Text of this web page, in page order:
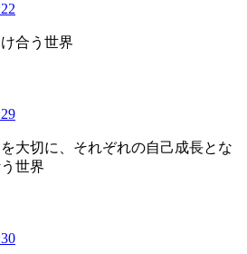
合う世界
大切に、それぞれの自己成長とな
世界